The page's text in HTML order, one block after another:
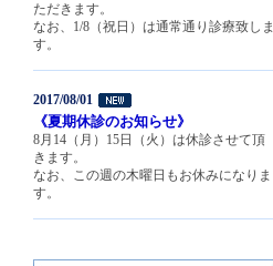
ただきます。
なお、1/8（祝日）は通常通り診療致しま
す。
2017/08/01
《夏期休診のお知らせ》
8月14（月）15日（火）は休診させて頂
きます。
なお、この週の木曜日もお休みになりま
す。